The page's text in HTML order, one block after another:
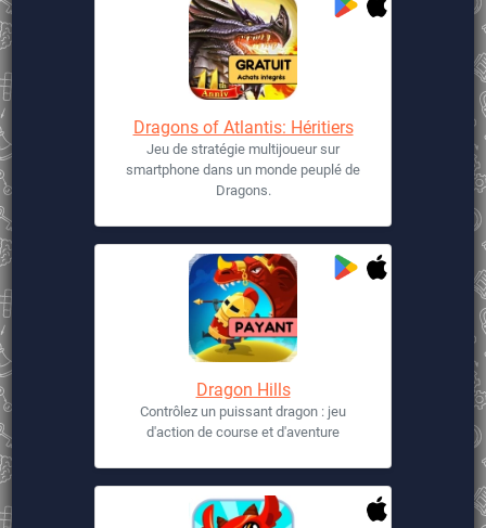
Dragons of Atlantis: Héritiers
Jeu de stratégie multijoueur sur
smartphone dans un monde peuplé de
Dragons.
Dragon Hills
Contrôlez un puissant dragon : jeu
d'action de course et d'aventure